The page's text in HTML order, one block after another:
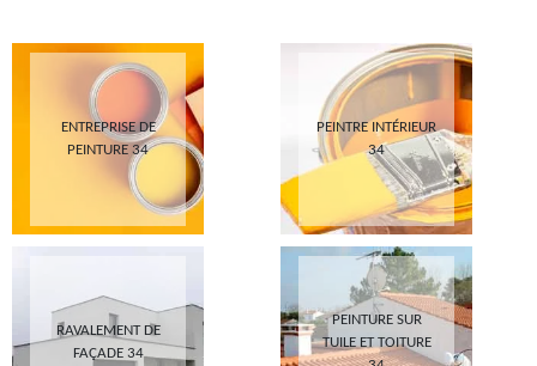
ENTREPRISE DE
PEINTURE 34
PEINTRE INTÉRIEUR
34
RAVALEMENT DE
FAÇADE 34
PEINTURE SUR
TUILE ET TOITURE